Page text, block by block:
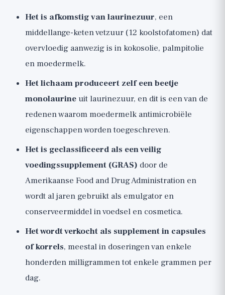
Het is afkomstig van laurinezuur, een
middellange-keten vetzuur (12 koolstofatomen) dat
overvloedig aanwezig is in kokosolie, palmpitolie
en moedermelk.
Het lichaam produceert zelf een beetje
monolaurine uit laurinezuur, en dit is een van de
redenen waarom moedermelk antimicrobiële
eigenschappen worden toegeschreven.
Het is geclassificeerd als een veilig
voedingssupplement (GRAS) door de
Amerikaanse Food and Drug Administration en
wordt al jaren gebruikt als emulgator en
conserveermiddel in voedsel en cosmetica.
Het wordt verkocht als supplement in capsules
of korrels, meestal in doseringen van enkele
honderden milligrammen tot enkele grammen per
dag.